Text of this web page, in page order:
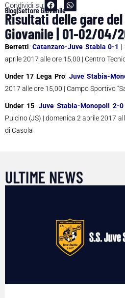
Condividi su:
Blog|Settore Giovanile
Risultati delle gare
Giovanile | 01-02/04/
Berretti:Catanzaro-Juve Stabia 0-1 |
aprile 2017 alle ore 15,00 | Centro
Under 17 Lega Pro: Juve Stabia-
2017 alle ore 15,00 | Campo Sportivo
Under 15: Juve Stabia-Monopoli 2-0
Pulcino (JS) | domenica 2 aprile 2017
di Casola
ULTIME NEWS